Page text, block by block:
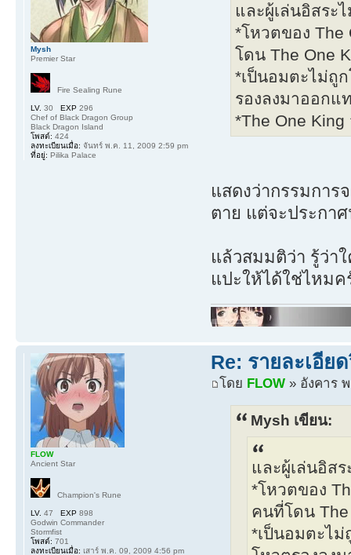
และผู้เล่นอิสระ
*โหวตของ The
โดน The One
*เป็นอมตะไม่ถู
รองลงมาออกแ
*The One
แสดงว่ากรรมการ
ตาย แต่จะประกา
แล้วสมมติว่า รู้ว่า
แปะให้ได้ใช่ไหมค
Mysh
Premier Star
Fire Sealing Rune
LV. 30 EXP 296
Chef of Black Dragon Group
Black Dragon Island
โพสต์: 424
ลงทะเบียนเมื่อ: จันทร์ พ.ค. 11, 2009 2:59 pm
ที่อยู่: Pilika Palace
Re: รายละเอีย
โดย FLOW » อังคาร
Mysh เขียน:
และผู้เล่นอิส
*โหวตของ
คนที่โดน
*เป็นอมตะไ
FLOW
Ancient Star
Champion's Rune
LV. 47 EXP 898
Godwin Commander
Stormfist
โพสต์: 701
ลงทะเบียนเมื่อ: เสาร์ พ.ค. 09, 2009 4:56 pm